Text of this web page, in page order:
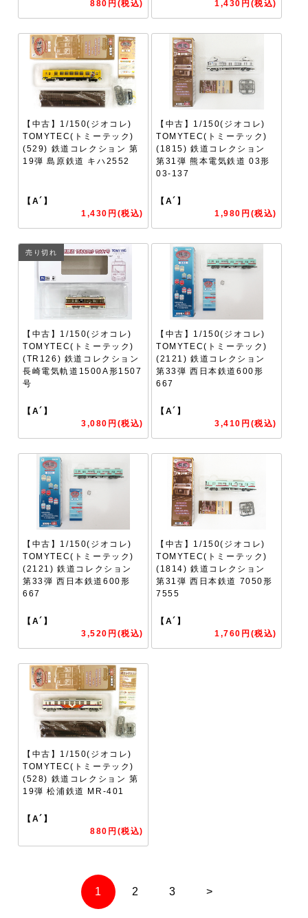
880円(税込)
1,430円(税込)
【中古】1/150(ジオコレ)
TOMYTEC(トミーテック)
(529) 鉄道コレクション 第
19弾 島原鉄道 キハ2552
【A´】
1,430円(税込)
【中古】1/150(ジオコレ)
TOMYTEC(トミーテック)
(1815) 鉄道コレクション
第31弾 熊本電気鉄道 03形
03-137
【A´】
1,980円(税込)
売り切れ
【中古】1/150(ジオコレ)
TOMYTEC(トミーテック)
(TR126) 鉄道コレクション
長崎電気軌道1500A形1507
号
【A´】
3,080円(税込)
【中古】1/150(ジオコレ)
TOMYTEC(トミーテック)
(2121) 鉄道コレクション
第33弾 西日本鉄道600形
667
【A´】
3,410円(税込)
【中古】1/150(ジオコレ)
TOMYTEC(トミーテック)
(2121) 鉄道コレクション
第33弾 西日本鉄道600形
667
【A´】
3,520円(税込)
【中古】1/150(ジオコレ)
TOMYTEC(トミーテック)
(1814) 鉄道コレクション
第31弾 西日本鉄道 7050形
7555
【A´】
1,760円(税込)
【中古】1/150(ジオコレ)
TOMYTEC(トミーテック)
(528) 鉄道コレクション 第
19弾 松浦鉄道 MR-401
【A´】
880円(税込)
1 2 3 >